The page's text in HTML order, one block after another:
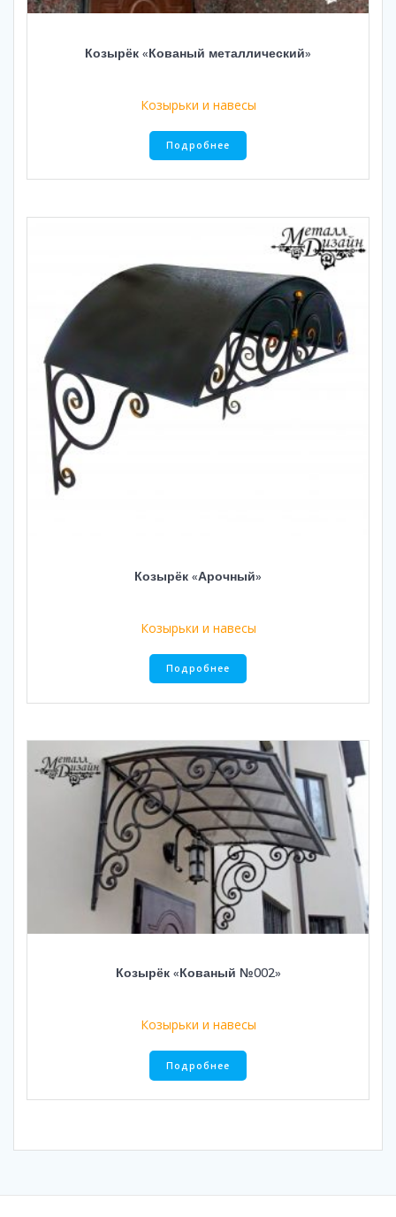
Козырёк «Кованый металлический»
Козырьки и навесы
Подробнее
Козырёк «Арочный»
Козырьки и навесы
Подробнее
Козырёк «Кованый №002»
Козырьки и навесы
Подробнее